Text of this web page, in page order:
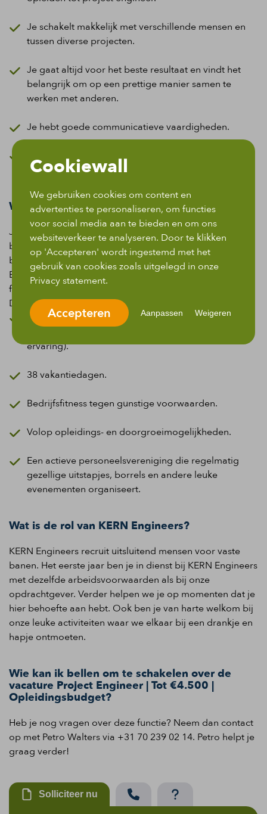
Je schakelt makkelijk met verschillende mensen en
tussen diverse projecten.
Je gaat altijd voor het beste resultaat envindt het
belangrijk om op een prettigemanier samen te
werken met anderen.
Je hebt goedecommunicatieve vaardigheden.
Je woont in de provincie Utrecht
omgevingof je wilt hier wonen.
Wat krijg je?
Je kuntals project engineer HVACrekenen op een
boeiendefunctiewaarin je concreet bijdraagt aan
bijzondere projecten voor klanten over de hele wereld.
En datbij een leuke organisatie met een échte
familiecultuur.
Daarnaast bieden we je:
Een goed salaris tussen
2.500,00en €3.500,00
bruto per maand (afhankelijk van je kennis en
ervaring).
38vakantiedagen.
Bedrijfsfitness tegen gunstige voorwaarden.
Volop opleidings- en doorgroeimogelijkheden.
Een actieve personeelsvereniging die regelmatig
gezellige uitstapjes, borrels en andere leuke
evenementen organiseert.
Wat is de rol van KERN Engineers?
KERN Engineers recruit uitsluitend mensen voor vaste
banen. Het eerste jaar ben je in dienst bij KERN Engineers
met dezelfde arbeidsvoorwaarden als bij onze
opdrachtgever. Verder helpen we je op momenten dat je
hier behoefte aan hebt. Ook ben je van harte welkom bij
onze leuke activiteiten waar we elkaar bij een drankje en
hapje ontmoeten.
Wie kan ik bellen om te schakelen over de
vacature Project Engineer | Tot €4.500 |
Opleidingsbudget?
Heb je nog vragen over deze functie? Neem dan contact
op met Petro Walters via +31 70 239 02 14. Petro helpt je
graag verder!
Solliciteer nu
Cookiewall
We gebruiken cookies om content en
advertenties te personaliseren, om functies
voor social media aan te bieden en om ons
websiteverkeer te analyseren. Door te klikken
op 'Accepteren' wordt ingestemd met het
gebruik van cookies zoals uitgelegd in onze
Privacy statement.
Aanpassen Weigeren
Accepteren